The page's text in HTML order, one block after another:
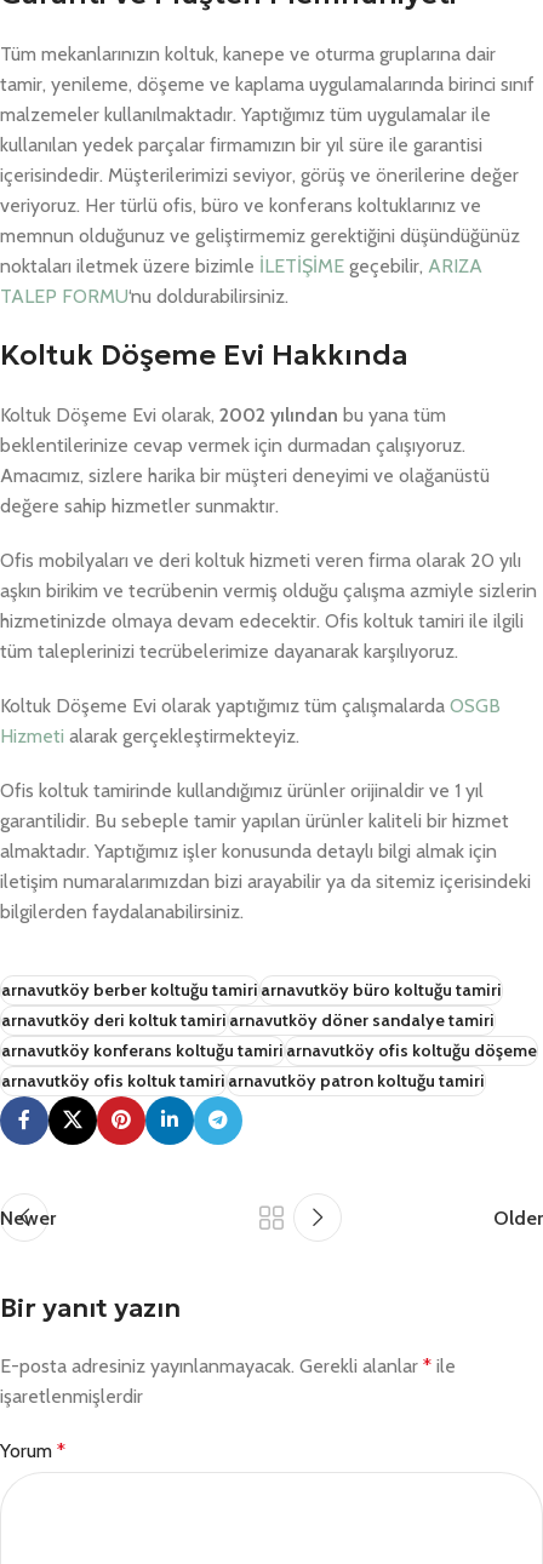
Tüm mekanlarınızın koltuk, kanepe ve oturma gruplarına dair
tamir, yenileme, döşeme ve kaplama uygulamalarında birinci sınıf
malzemeler kullanılmaktadır. Yaptığımız tüm uygulamalar ile
kullanılan yedek parçalar firmamızın bir yıl süre ile garantisi
içerisindedir. Müşterilerimizi seviyor, görüş ve önerilerine değer
veriyoruz. Her türlü ofis, büro ve konferans koltuklarınız ve
memnun olduğunuz ve geliştirmemiz gerektiğini düşündüğünüz
noktaları iletmek üzere bizimle İLETİŞİME geçebilir, ARIZA
TALEP FORMU‘nu doldurabilirsiniz.
Koltuk Döşeme Evi Hakkında
Koltuk Döşeme Evi olarak, 2002 yılından bu yana tüm
beklentilerinize cevap vermek için durmadan çalışıyoruz.
Amacımız, sizlere harika bir müşteri deneyimi ve olağanüstü
değere sahip hizmetler sunmaktır.
Ofis mobilyaları ve deri koltuk hizmeti veren firma olarak 20 yılı
aşkın birikim ve tecrübenin vermiş olduğu çalışma azmiyle sizlerin
hizmetinizde olmaya devam edecektir. Ofis koltuk tamiri ile ilgili
tüm taleplerinizi tecrübelerimize dayanarak karşılıyoruz.
Koltuk Döşeme Evi olarak yaptığımız tüm çalışmalarda OSGB
Hizmeti alarak gerçekleştirmekteyiz.
Ofis koltuk tamirinde kullandığımız ürünler orijinaldir ve 1 yıl
garantilidir. Bu sebeple tamir yapılan ürünler kaliteli bir hizmet
almaktadır. Yaptığımız işler konusunda detaylı bilgi almak için
iletişim numaralarımızdan bizi arayabilir ya da sitemiz içerisindeki
bilgilerden faydalanabilirsiniz.
arnavutköy berber koltuğu tamiriarnavutköy büro koltuğu tamiri
arnavutköy deri koltuk tamiriarnavutköy döner sandalye tamiri
arnavutköy konferans koltuğu tamiriarnavutköy ofis koltuğu döşeme
arnavutköy ofis koltuk tamiriarnavutköy patron koltuğu tamiri
Newer Older
Bir yanıt yazın
E-posta adresiniz yayınlanmayacak. Gerekli alanlar * ile
işaretlenmişlerdir
Yorum *